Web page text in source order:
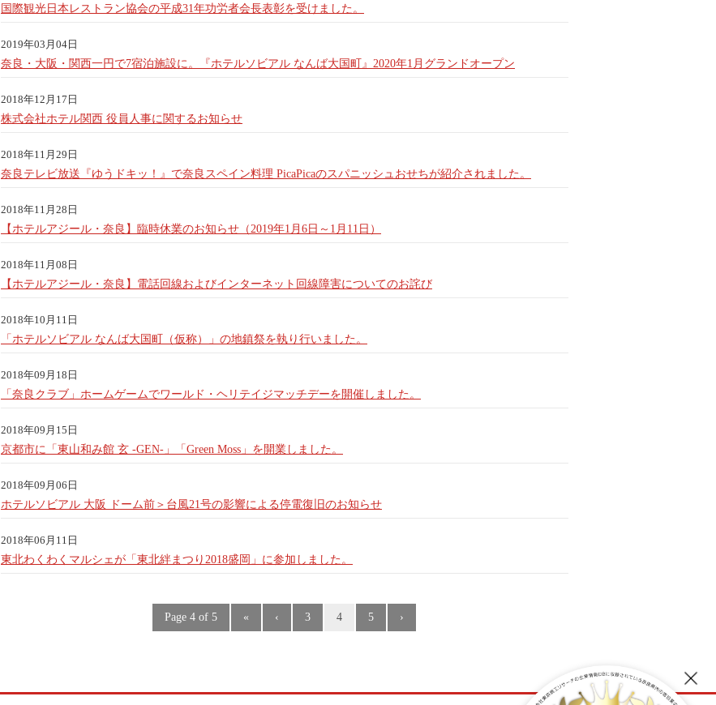
国際観光日本レストラン協会の平成31年功労者会長表彰を受けました。
2019年03月04日
奈良・大阪・関西一円で7宿泊施設に。『ホテルソビアル なんば大国町』2020年1月グランドオープン
2018年12月17日
株式会社ホテル関西 役員人事に関するお知らせ
2018年11月29日
奈良テレビ放送『ゆうドキッ！』で奈良スペイン料理 PicaPicaのスパニッシュおせちが紹介されました。
2018年11月28日
【ホテルアジール・奈良】臨時休業のお知らせ（2019年1月6日～1月11日）
2018年11月08日
【ホテルアジール・奈良】電話回線およびインターネット回線障害についてのお詫び
2018年10月11日
「ホテルソビアル なんば大国町（仮称）」の地鎮祭を執り行いました。
2018年09月18日
「奈良クラブ」ホームゲームでワールド・ヘリテイジマッチデーを開催しました。
2018年09月15日
京都市に「東山和み館 玄 -GEN-」「Green Moss」を開業しました。
2018年09月06日
ホテルソビアル 大阪 ドーム前＞台風21号の影響による停電復旧のお知らせ
2018年06月11日
東北わくわくマルシェが「東北絆まつり2018盛岡」に参加しました。
Page 4 of 5 « ‹ 3 4 5 ›